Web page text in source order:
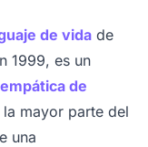
de vida de
1999, es un
de
mayor parte del
una